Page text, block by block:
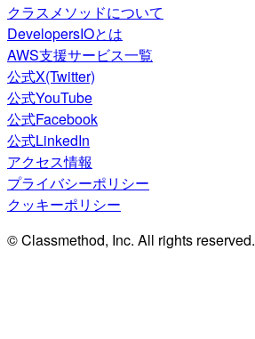
クラスメソッドについて
DevelopersIOとは
AWS支援サービス一覧
公式X(Twitter)
公式YouTube
公式Facebook
公式LinkedIn
アクセス情報
プライバシーポリシー
クッキーポリシー
© Classmethod, Inc. All rights reserved.